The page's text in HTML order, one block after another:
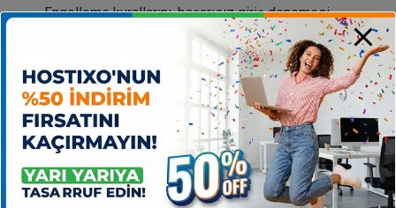
Engelleme kurallarını, başarısız giriş denemesi
limitlerini ve beyaz liste/kara liste ayarlarını
sunucunuzun gereksinimlerine göre düzenleyin.
Örneğin, belirli bir süre içinde kaç başarısız
denemenin engellemeye yol açacağını
belirleyebilirsiniz.
Değişiklikleri Kaydedin:Yaptığınız tüm yapılandırma
değişikliklerinin aktif hale gelmesi için kaydetme